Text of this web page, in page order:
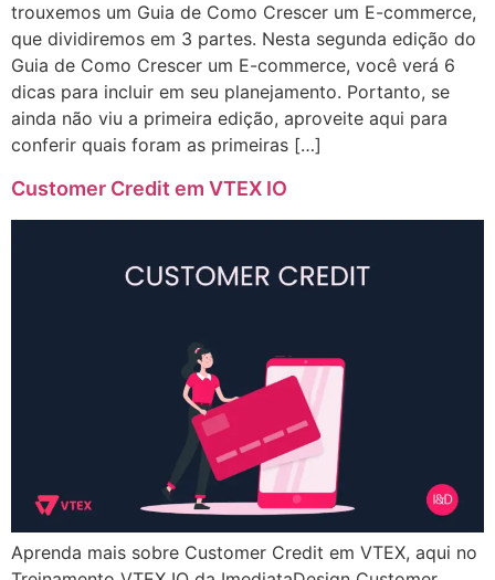
trouxemos um Guia de Como Crescer um E-commerce,
que dividiremos em 3 partes. Nesta segunda edição do
Guia de Como Crescer um E-commerce, você verá 6
dicas para incluir em seu planejamento. Portanto, se
ainda não viu a primeira edição, aproveite aqui para
conferir quais foram as primeiras […]
Customer Credit em VTEX IO
Aprenda mais sobre Customer Credit em VTEX, aqui no